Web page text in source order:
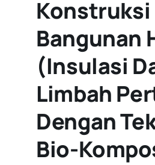
Konstruksi
Bangunan
(Insulasi
Limbah
Dengan
Bio-